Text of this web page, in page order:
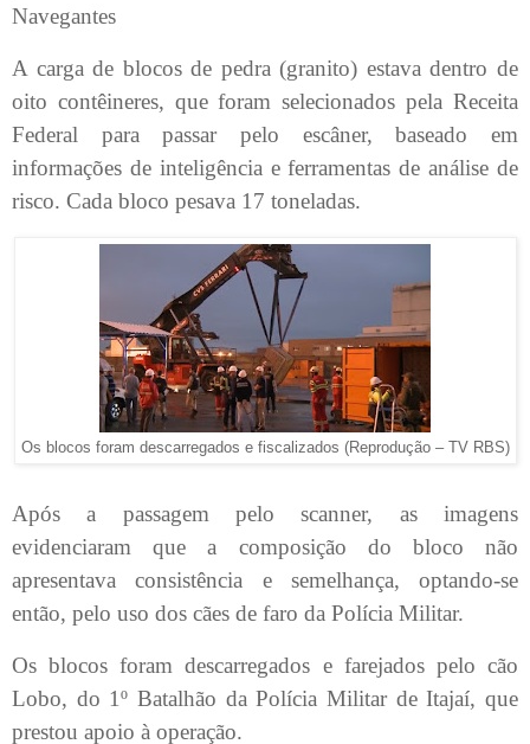
Navegantes
A carga de blocos de pedra (granito) estava dentro de
oito contêineres, que foram selecionados pela Receita
Federal para passar pelo escâner, baseado em
informações de inteligência e ferramentas de análise de
risco. Cada bloco pesava 17 toneladas.
Os blocos foram descarregados e fiscalizados (Reprodução – TV RBS)
Após a passagem pelo scanner, as imagens
evidenciaram que a composição do bloco não
apresentava consistência e semelhança, optando-se
então, pelo uso dos cães de faro da Polícia Militar.
Os blocos foram descarregados e farejados pelo cão
Lobo, do 1º Batalhão da Polícia Militar de Itajaí, que
prestou apoio à operação.